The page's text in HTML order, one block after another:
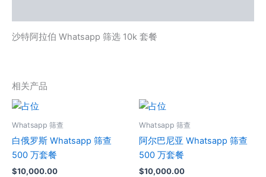
沙特阿拉伯 Whatsapp 筛选 10k 套餐
相关产品
Whatsapp 筛查
白俄罗斯 Whatsapp 筛查
500 万套餐
$10,000.00
Whatsapp 筛查
阿尔巴尼亚 Whatsapp 筛查
500 万套餐
$10,000.00